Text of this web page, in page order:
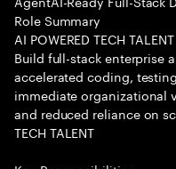
Role Summary
AI POWERED TECH TALENT
Build full-stack enterprise
accelerated coding,
immediate organizational
and reduced reliance on
TECH TALENT